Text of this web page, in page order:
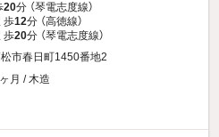
20分 （琴電志度線）
歩12分 （高徳線）
歩20分 （琴電志度線）
市春日町1450番地2
月 / 木造